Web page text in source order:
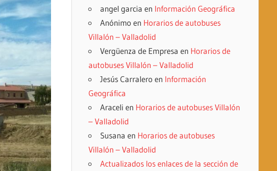
angel garcia en Información Geográfica
Anónimo en Horarios de autobuses
Villalón – Valladolid
Vergüenza de Empresa en Horarios de
autobuses Villalón – Valladolid
Jesús Carralero en Información
Geográfica
Araceli en Horarios de autobuses Villalón
– Valladolid
Susana en Horarios de autobuses
Villalón – Valladolid
Actualizados los enlaces de la sección de